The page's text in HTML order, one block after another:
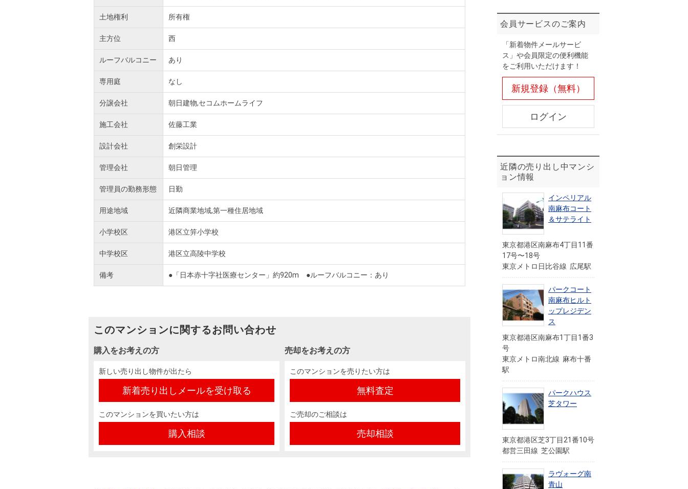
土地権利 所有権
主方位 西
ルーフバルコニー あり
専用庭 なし
分譲会社 朝日建物,セコムホームライフ
施工会社 佐藤工業
設計会社 創栄設計
管理会社 朝日管理
管理員の勤務形態 日勤
用途地域 近隣商業地域,第一種住居地域
小学校区 港区立笄小学校
中学校区 港区立高陵中学校
備考 ●「日本赤十字社医療センター」約920m ●ルーフバルコニー：あり
このマンションに関するお問い合わせ
購入をお考えの方
新しい売り出し物件が出たら
新着売り出しメールを受け取る
このマンションを買いたい方は
購入相談
売却をお考えの方
このマンションを売りたい方は
無料査定
ご売却のご相談は
売却相談
会員サービスのご案内
「新着物件メールサービ
ス」や会員限定の便利機能
をご利用いただけます！
新規登録（無料）
ログイン
近隣の売り出し中マンシ
ョン情報
インペリアル
南麻布コート
＆サテライト
東京都港区南麻布4丁目11番
17号〜18号
東京メトロ日比谷線 広尾駅
パークコート
南麻布ヒルト
ップレジデン
ス
東京都港区南麻布1丁目1番3
号
東京メトロ南北線 麻布十番
駅
パークハウス
芝タワー
東京都港区芝3丁目21番10号
都営三田線 芝公園駅
ラヴォーグ南
青山